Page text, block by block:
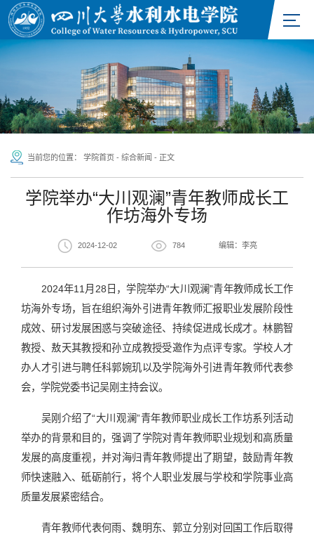
当前您的位置： 学院首页 - 综合新闻 - 正文
学院举办“大川观澜”青年教师成长工
作坊海外专场
2024-12-02 784 编辑：李亮
2024年11月28日，学院举办“大川观澜”青年教师成长工作
坊海外专场，旨在组织海外引进青年教师汇报职业发展阶段性
成效、研讨发展困惑与突破途径、持续促进成长成才。林鹏智
教授、敖天其教授和孙立成教授受邀作为点评专家。学校人才
办人才引进与聘任科郭婉玑以及学院海外引进青年教师代表参
会，学院党委书记吴刚主持会议。
吴刚介绍了“大川观澜”青年教师职业成长工作坊系列活动
举办的背景和目的，强调了学院对青年教师职业规划和高质量
发展的高度重视，并对海归青年教师提出了期望，鼓励青年教
师快速融入、砥砺前行，将个人职业发展与学校和学院事业高
质量发展紧密结合。
青年教师代表何雨、魏明东、郭立分别对回国工作后取得